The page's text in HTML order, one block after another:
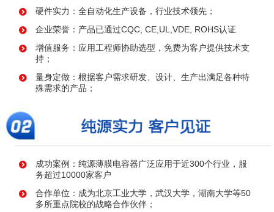
硬件实力：全自动化生产设备，行业技术领先；
企业荣誉：产品已通过CQC, CE,UL,VDE, ROHS认证
增值服务：应用工程师协助选型，免费为客户提供技术支
持；
量身定做：根据客户需求研发、设计、生产出满足各种特
殊需求的产品；
成功案例：纯源薄膜电容器广泛应用于近300个行业，服
务超过10000家客户
合作单位：成为北京工业大学，武汉大学，湖南大学等50
多所重点院校的战略合作伙伴；